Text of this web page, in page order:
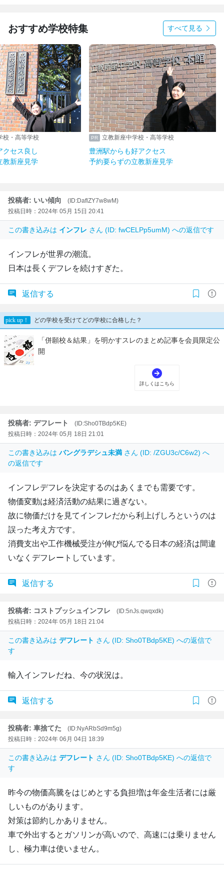
おすすめ学校特集 すべて見る
校・高等学校
クセス良し
教新座見学
立教新座中学校・高等学校
豊洲駅からも好アクセス
予約要らずの立教新座見学
投稿者: いい傾向
(ID:DaflZY7w8wM)
投稿日時：2024年 05月 15日 20:41
この書き込みは インフレ さん (ID: fwCELPp5umM) への返信です
インフレが世界の潮流。
日本は長くデフレを続けすぎた。
返信する
投稿者: デフレート
(ID:Sho0TBdp5KE)
投稿日時：2024年 05月 18日 21:01
この書き込みは バングラデシュ未満 さん (ID: /ZGU3c/C6w2) へ
の返信です
インフレデフレを決定するのはあくまでも需要です。
物価変動は経済活動の結果に過ぎない。
故に物価だけを見てインフレだから利上げしろというのは
誤った考え方です。
消費支出や工作機械受注が伸び悩んでる日本の経済は間違
いなくデフレートしています。
返信する
投稿者: コストプッシュインフレ
(ID:5nJs.qwqxdk)
投稿日時：2024年 05月 18日 21:04
この書き込みは デフレート さん (ID: Sho0TBdp5KE) への返信で
す
輸入インフレだね、今の状況は。
返信する
投稿者: 車捨てた
(ID:NyARbSd9m5g)
投稿日時：2024年 06月 04日 18:39
この書き込みは デフレート さん (ID: Sho0TBdp5KE) への返信で
す
昨今の物価高騰をはじめとする負担増は年金生活者には厳
しいものがあります。
対策は節約しかありません。
車で外出するとガソリンが高いので、高速には乗りません
し、極力車は使いません。